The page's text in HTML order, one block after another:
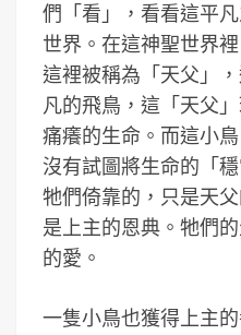
們「看」，看看這平
世界。在這神聖世界
這裡被稱為「天父」
凡的飛鳥，這「天父
痛癢的生命。而這小
沒有試圖將生命的「
牠們倚靠的，只是天
是上主的恩典。牠們
的愛。
一隻小鳥也獲得上主